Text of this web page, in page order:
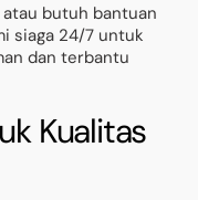
butuh bantuan
siaga 24/7 untuk
dan terbantu
Kualitas